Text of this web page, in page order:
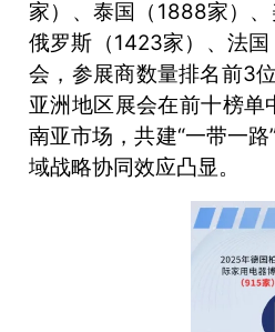
家）、泰国（1888家）
俄罗斯（1423家）、法
会，参展商数量排名前3
亚洲地区展会在前十榜
南亚市场，共建“一带一
域战略协同效应凸显。